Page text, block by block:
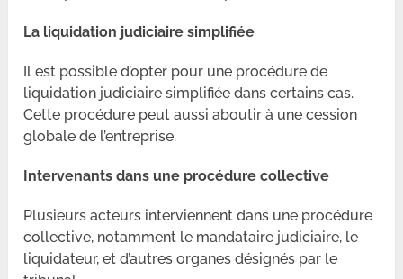
La liquidation judiciaire simplifiée
Il est possible d’opter pour une procédure de
liquidation judiciaire simplifiée dans certains cas.
Cette procédure peut aussi aboutir à une cession
globale de l’entreprise.
Intervenants dans une procédure collective
Plusieurs acteurs interviennent dans une procédure
collective, notamment le mandataire judiciaire, le
liquidateur, et d’autres organes désignés par le